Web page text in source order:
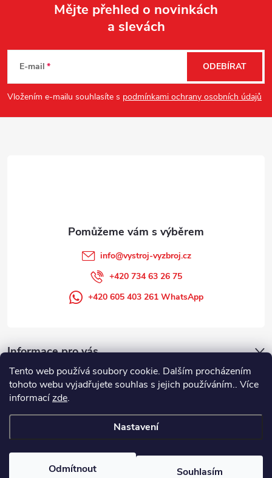
Tento web používá soubory cookie. Dalším procházením
tohoto webu vyjadřujete souhlas s jejich používáním.. Více
informacízde.
Nastavení
Odmítnout Souhlasím
p
a
Mějte přehled o novinkách
a slevách
E-mail
Vložením e-mailu souhlasíte s podmínkami ochrany osobních údajů
ODEBÍRAT
Informace pro vás
info@vystroj-vyzbroj.cz
+420 734 63 26 75
+420 605 403 261 WhatsApp
Copyright 2026
. Všechna práva vyhrazena.